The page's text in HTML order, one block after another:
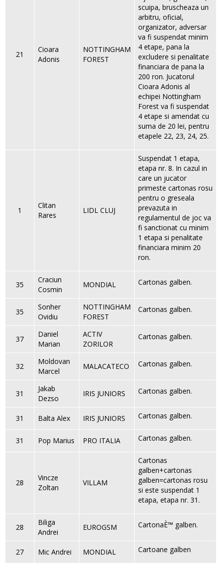
21
Cioara
Adonis
NOTTINGHAM
FOREST
scuipa, bruscheaza un
arbitru, oficial,
organizator, adversar
va fi suspendat minim
4 etape, pana la
excludere si penalitate
financiara de pana la
200 ron. Jucatorul
Cioara Adonis al
echipei Nottingham
Forest va fi suspendat
4 etape si amendat cu
suma de 20 lei, pentru
etapele 22, 23, 24, 25.
1
Clitan
Rares
LIDL CLUJ
Suspendat 1 etapa,
etapa nr. 8. In cazul in
care un jucator
primeste cartonas rosu
pentru o greseala
prevazuta in
regulamentul de joc va
fi sanctionat cu minim
1 etapa si penalitate
financiara minim 20
ron.
35
Craciun
Cosmin
MONDIAL Cartonas galben.
35
Sonher
Ovidiu
NOTTINGHAM
FOREST
Cartonas galben.
37
Daniel
Marian
ACTIV
ZORILOR
Cartonas galben.
32
Moldovan
Marcel
MALACATECO Cartonas galben.
31
Jakab
Dezso
IRIS JUNIORS Cartonas galben.
31 Balta Alex IRIS JUNIORS Cartonas galben.
31 Pop Marius PRO ITALIA Cartonas galben.
28
Vincze
Zoltan
VILLAM
Cartonas
galben+cartonas
galben=cartonas rosu
si este suspendat 1
etapa, etapa nr. 31.
28
Biliga
Andrei
EUROGSM CartonaÈ™ galben.
27 Mic Andrei MONDIAL Cartoane galben